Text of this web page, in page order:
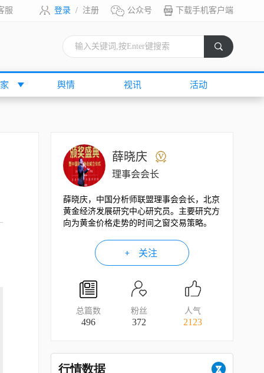
登录 / 注册 公众号 下载手机客户端
服
舆情 视讯 活动
薛晓庆
理事会会长
薛晓庆，中国分析师联盟理事会会长，北京
黄金经济发展研究中心研究员。主要研究方
向为黄金价格走势的时间之窗交易策略。
关注
总篇数
496
粉丝
372
人气
2123